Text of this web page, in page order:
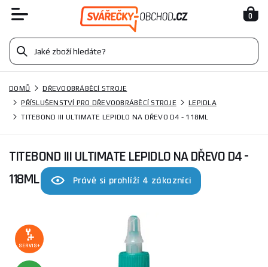
0
DOMŮ
DŘEVOOBRÁBĚCÍ STROJE
PŘÍSLUŠENSTVÍ PRO DŘEVOOBRÁBĚCÍ STROJE
LEPIDLA
TITEBOND III ULTIMATE LEPIDLO NA DŘEVO D4 - 118ML
TITEBOND III ULTIMATE LEPIDLO NA DŘEVO D4 -
118ML
Právě si prohlíží 4 zákazníci
SERVIS+